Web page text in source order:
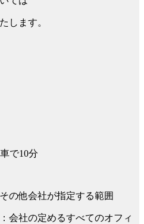
します。
で10分
の他会社が指定する範囲
会社の定めるすべてのオフィ